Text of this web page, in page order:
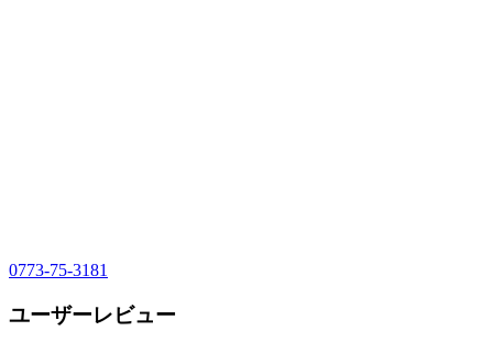
0773-75-3181
ユーザーレビュー